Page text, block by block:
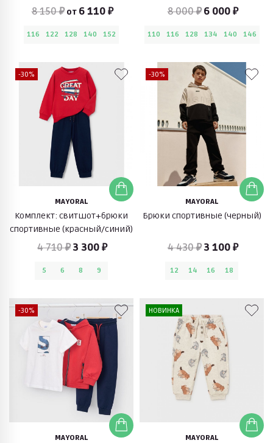
мяч)
8 150 ₽ от 6 110 ₽
116 122 128 140 152
8 000 ₽ 6 000 ₽
110 116 128 134 140 146
-30%
MAYORAL
Комплект: свитшот+брюки
спортивные (красный/синий)
4 710 ₽3 300 ₽
5 6 8 9
-30%
MAYORAL
Брюки спортивные (черный)
4 430 ₽3 100 ₽
12 14 16 18
-30%
MAYORAL
НОВИНКА
MAYORAL